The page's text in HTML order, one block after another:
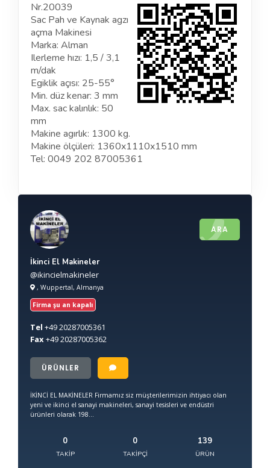
Nr.20039
Sac Pah ve Kaynak agzı
açma Makinesi
Marka: Alman
Ilerleme hızı: 1,5 / 3,1
m/dak
Egiklik açısı: 25-55°
Min. düz kenar: 3 mm
Max. sac kalınlık: 50
mm
Makine agırlık: 1300 kg.
Makine ölçüleri: 1360x1110x1510 mm
Tel: 0049 202 87005361
ARA
İkinci El Makineler
@ikincielmakineler
, Wuppertal, Almanya
Firma şu an kapalı
Tel +4920287005361
Fax+4920287005362
ÜRÜNLER
İKİNCİ EL MAKİNELER Firmamız siz müşterilerimizin ihtiyacı olan
yeni ve ikinci el sanayi makineleri, sanayi tesisleri ve endüstri
ürünleri olarak 198...
0
TAKIP
0
TAKIPÇI
139
ÜRÜN